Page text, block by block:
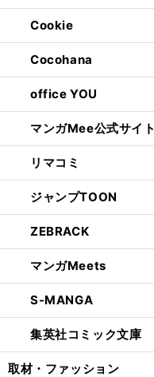
Cookie
Cocohana
office YOU
マンガMee公式サイト
リマコミ
ジャンプTOON
ZEBRACK
マンガMeets
S-MANGA
集英社コミック文庫
取材・ファッション